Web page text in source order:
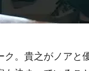
。貴之がノアと